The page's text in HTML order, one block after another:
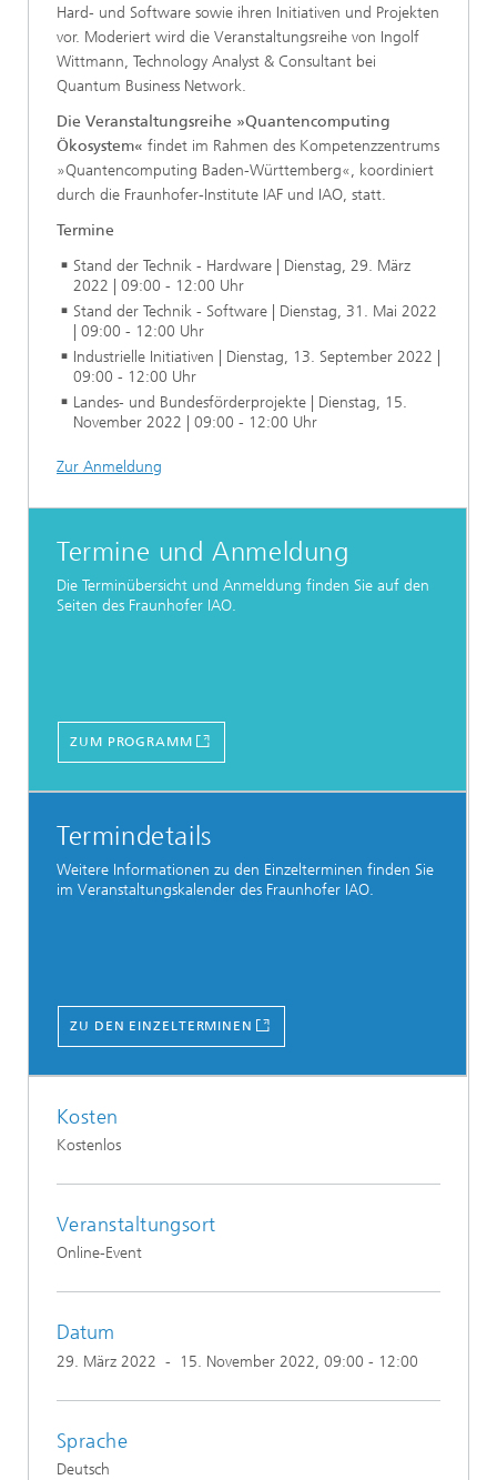
Hard- und Software sowie ihren Initiativen und Projekten
vor. Moderiert wird die Veranstaltungsreihe von Ingolf
Wittmann, Technology Analyst & Consultant bei
Quantum Business Network.
Die Veranstaltungsreihe »Quantencomputing
Ökosystem« findet im Rahmen des Kompetenzzentrums
»Quantencomputing Baden-Württemberg«, koordiniert
durch die Fraunhofer-Institute IAF und IAO, statt.
Termine
Stand der Technik - Hardware | Dienstag, 29. März
2022 | 09:00 - 12:00 Uhr
Stand der Technik - Software | Dienstag, 31. Mai 2022
| 09:00 - 12:00 Uhr
Industrielle Initiativen | Dienstag, 13. September 2022 |
09:00 - 12:00 Uhr
Landes- und Bundesförderprojekte | Dienstag, 15.
November 2022 | 09:00 - 12:00 Uhr
Zur Anmeldung
Termine und Anmeldung
Die Terminübersicht und Anmeldung finden Sie auf den
Seiten des Fraunhofer IAO.
ZUM PROGRAMM
Termindetails
Weitere Informationen zu den Einzelterminen finden Sie
im Veranstaltungskalender des Fraunhofer IAO.
ZU DEN EINZELTERMINEN
Kosten
Kostenlos
Veranstaltungsort
Online-Event
Datum
29. März 2022 - 15. November 2022, 09:00 - 12:00
Sprache
Deutsch